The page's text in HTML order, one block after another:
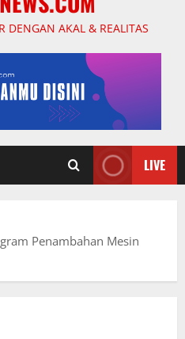
DENGAN AKAL & REALITAS
LIVE
Penambahan Mesin